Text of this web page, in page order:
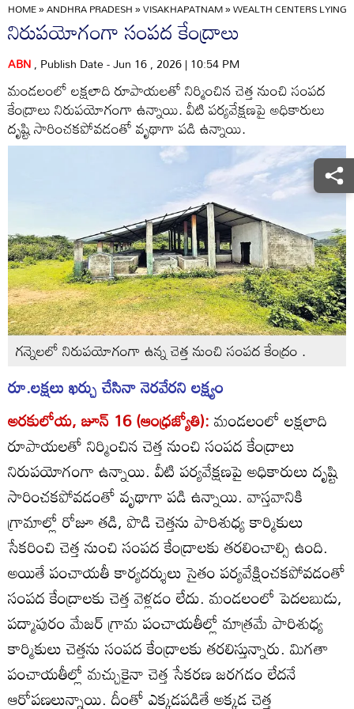
HOME»ANDHRA PRADESH»VISAKHAPATNAM»WEALTH CENTERS LYING
నిరుపయోగంగా సంపద కేంద్రాలు
ABN, Publish Date - Jun 16 , 2026 | 10:54 PM
మండలంలో లక్షలాది రూపాయలతో నిర్మించిన చెత్త నుంచి సంపద
కేంద్రాలు నిరుపయోగంగా ఉన్నాయి. వీటి పర్యవేక్షణపై అధికారులు
దృష్టి సారించకపోవడంతో వృథాగా పడి ఉన్నాయి.
గన్నెలలో నిరుపయోగంగా ఉన్న చెత్త నుంచి సంపద కేంద్రం .
రూ.లక్షలు ఖర్చు చేసినా నెరవేరని లక్ష్యం
అరకులోయ, జూన్‌ 16 (ఆంధ్రజ్యోతి):మండలంలో లక్షలాది
రూపాయలతో నిర్మించిన చెత్త నుంచి సంపద కేంద్రాలు
నిరుపయోగంగా ఉన్నాయి. వీటి పర్యవేక్షణపై అధికారులు దృష్టి
సారించకపోవడంతో వృథాగా పడి ఉన్నాయి. వాస్తవానికి
గ్రామాల్లో రోజూ తడి, పొడి చెత్తను పారిశుధ్య కార్మికులు
సేకరించి చెత్త నుంచి సంపద కేంద్రాలకు తరలించాల్సి ఉంది.
అయితే పంచాయతీ కార్యదర్శులు సైతం పర్యవేక్షించకపోవడంతో
సంపద కేంద్రాలకు చెత్త వెళ్లడం లేదు. మండలంలో పెదలబుడు,
పద్మాపురం మేజర్‌ గ్రామ పంచాయతీల్లో మాత్రమే పారిశుధ్య
కార్మికులు చెత్తను సంపద కేంద్రాలకు తరలిస్తున్నారు. మిగతా
పంచాయతీల్లో మచ్చుకైనా చెత్త సేకరణ జరగడం లేదనే
ఆరోపణలున్నాయి. దీంతో ఎక్కడపడితే అక్కడ చెత్త